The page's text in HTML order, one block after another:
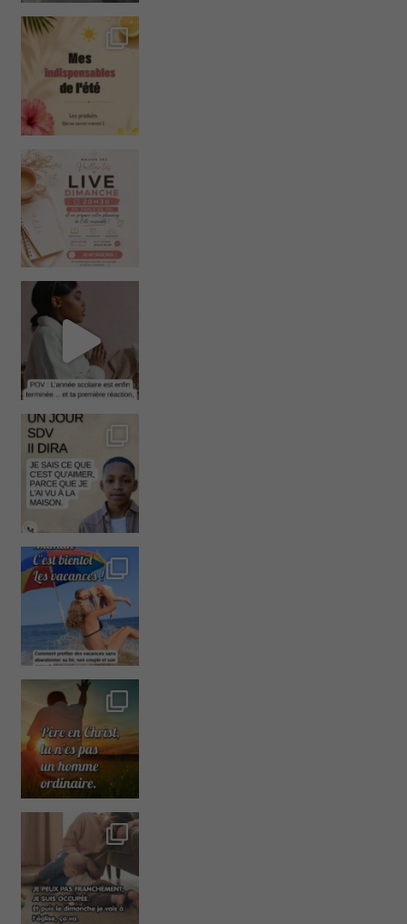
C'est quoi tes indis